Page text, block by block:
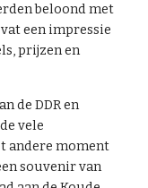
beloond met
een impressie
prijzen en
de DDR en
vele
andere moment
souvenir van